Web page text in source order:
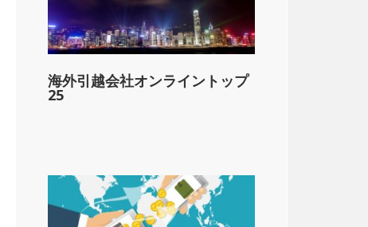
&dollar;25,000
&dollar;40,000
&dollar;60,000
上
海外引越会社オンライントップ
25